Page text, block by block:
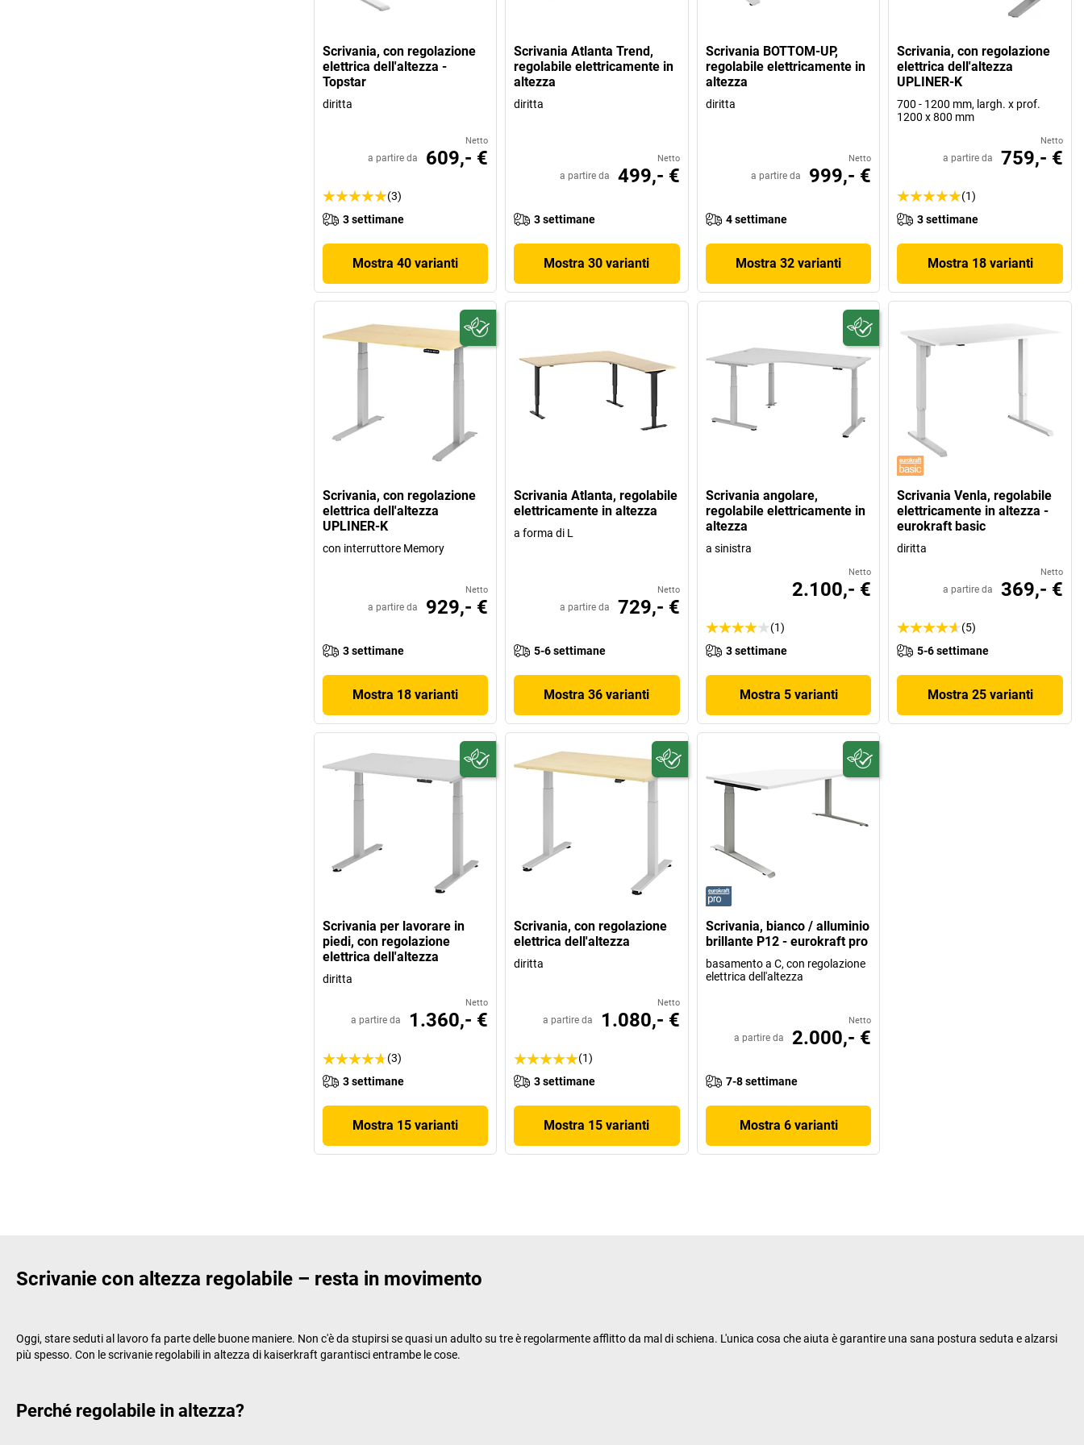
Scrivania, con regolazione
elettrica dell'altezza -
Topstar
diritta
Netto
a partire da 609,- €
(3)
3 settimane
Mostra 40 varianti
Scrivania Atlanta Trend,
regolabile elettricamente in
altezza
diritta
Netto
a partire da 499,- €
3 settimane
Mostra 30 varianti
Scrivania BOTTOM-UP,
regolabile elettricamente in
altezza
diritta
Netto
a partire da 999,- €
4 settimane
Mostra 32 varianti
Scrivania, con regolazione
elettrica dell'altezza
UPLINER-K
700 - 1200 mm, largh. x prof.
1200 x 800 mm
Netto
a partire da 759,- €
(1)
3 settimane
Mostra 18 varianti
Scrivania, con regolazione
elettrica dell'altezza
UPLINER-K
con interruttore Memory
Netto
a partire da 929,- €
3 settimane
Mostra 18 varianti
Scrivania Atlanta, regolabile
elettricamente in altezza
a forma di L
Netto
a partire da 729,- €
5-6 settimane
Mostra 36 varianti
Scrivania angolare,
regolabile elettricamente in
altezza
a sinistra
Netto
2.100,- €
(1)
3 settimane
Mostra 5 varianti
Scrivania Venla, regolabile
elettricamente in altezza -
eurokraft basic
diritta
Netto
a partire da 369,- €
(5)
5-6 settimane
Mostra 25 varianti
Scrivania per lavorare in
piedi, con regolazione
elettrica dell'altezza
diritta
Netto
a partire da 1.360,- €
(3)
3 settimane
Mostra 15 varianti
Scrivania, con regolazione
elettrica dell'altezza
diritta
Netto
a partire da 1.080,- €
(1)
3 settimane
Mostra 15 varianti
Scrivania, bianco / alluminio
brillante P12 - eurokraft pro
basamento a C, con regolazione
elettrica dell'altezza
Netto
a partire da 2.000,- €
7-8 settimane
Mostra 6 varianti
Scrivanie con altezza regolabile – resta in movimento
Oggi, stare seduti al lavoro fa parte delle buone maniere. Non c'è da stupirsi se quasi un adulto su tre è regolarmente afflitto da mal di schiena. L'unica cosa che aiuta è garantire una sana postura seduta e alzarsi
più spesso. Con le scrivanie regolabili in altezza di kaiserkraft garantisci entrambe le cose.
Perché regolabile in altezza?